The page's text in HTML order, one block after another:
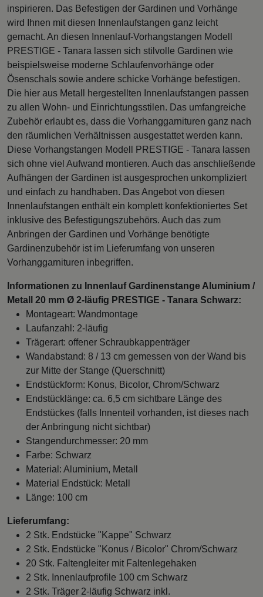
inspirieren. Das Befestigen der Gardinen und Vorhänge
wird Ihnen mit diesen Innenlaufstangen ganz leicht
gemacht. An diesen Innenlauf-Vorhangstangen Modell
PRESTIGE - Tanara lassen sich stilvolle Gardinen wie
beispielsweise moderne Schlaufenvorhänge oder
Ösenschals sowie andere schicke Vorhänge befestigen.
Die hier aus Metall hergestellten Innenlaufstangen passen
zu allen Wohn- und Einrichtungsstilen. Das umfangreiche
Zubehör erlaubt es, dass die Vorhanggarnituren ganz nach
den räumlichen Verhältnissen ausgestattet werden kann.
Diese Vorhangstangen Modell PRESTIGE - Tanara lassen
sich ohne viel Aufwand montieren. Auch das anschließende
Aufhängen der Gardinen ist ausgesprochen unkompliziert
und einfach zu handhaben. Das Angebot von diesen
Innenlaufstangen enthält ein komplett konfektioniertes Set
inklusive des Befestigungszubehörs. Auch das zum
Anbringen der Gardinen und Vorhänge benötigte
Gardinenzubehör ist im Lieferumfang von unseren
Vorhanggarnituren inbegriffen.
Informationen zu Innenlauf Gardinenstange Aluminium /
Metall 20 mm Ø 2-läufig PRESTIGE - Tanara Schwarz:
Montageart: Wandmontage
Laufanzahl: 2-läufig
Trägerart: offener Schraubkappenträger
Wandabstand: 8 / 13 cm gemessen von der Wand bis
zur Mitte der Stange (Querschnitt)
Endstückform: Konus, Bicolor, Chrom/Schwarz
Endstücklänge: ca. 6,5 cm sichtbare Länge des
Endstückes (falls Innenteil vorhanden, ist dieses nach
der Anbringung nicht sichtbar)
Stangendurchmesser: 20 mm
Farbe: Schwarz
Material: Aluminium, Metall
Material Endstück: Metall
Länge: 100 cm
Lieferumfang:
2 Stk. Endstücke "Kappe" Schwarz
2 Stk. Endstücke "Konus / Bicolor" Chrom/Schwarz
20 Stk. Faltengleiter mit Faltenlegehaken
2 Stk. Innenlaufprofile 100 cm Schwarz
2 Stk. Träger 2-läufig Schwarz inkl.